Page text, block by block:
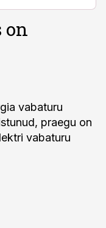
on
vabaturu
praegu on
vabaturu